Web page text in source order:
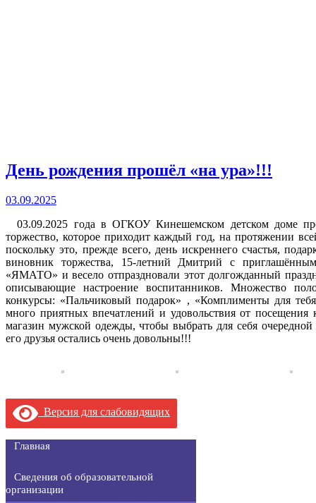
День рождения прошёл «на ура»!!!
03.09.2025
03.09.2025 года в ОГКОУ Кинешемском детском доме
торжество, которое приходит каждый год, на протяжении
поскольку это, прежде всего, день искреннего счастья,
виновник торжества, 15-летний Дмитрий с
«ЯМАТО» и весело отпраздновали этот долгожданный
описывающие настроение воспитанников. Множество
конкурсы: «Пальчиковый подарок» , «Комплименты для
много приятных впечатлений и удовольствия от
магазин мужской одежды, чтобы выбрать для себя
его друзья остались очень довольны!!!
Версия для слабовидящих
Главная
Сведения об образовательной
организации